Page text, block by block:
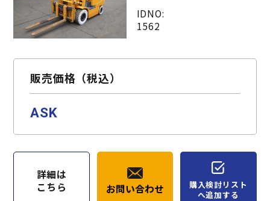
IDNO:
1562
販売価格（税込）
ASK
詳細は
こちら
お問い合わせ
購入検討リスト
へ追加する